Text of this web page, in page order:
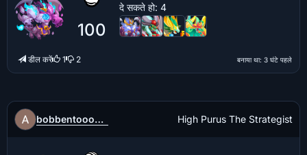
100
दे सकते हो: 4
बनाया था: 3 घंटे पहले
डील करें 1 2
bobbentooo777 High Purus The Strategist